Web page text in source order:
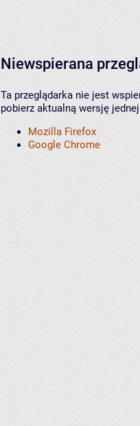
Niewspierana
Ta przeglądarka nie jest
pobierz aktualną wersję
Mozilla Firefox
Google Chrome